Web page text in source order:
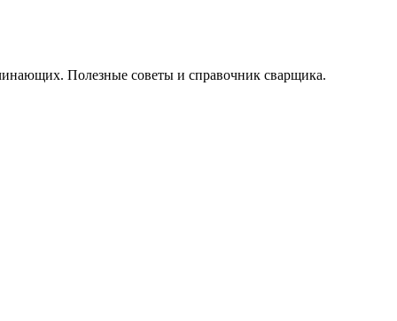
Полезные советы и справочник сварщика.